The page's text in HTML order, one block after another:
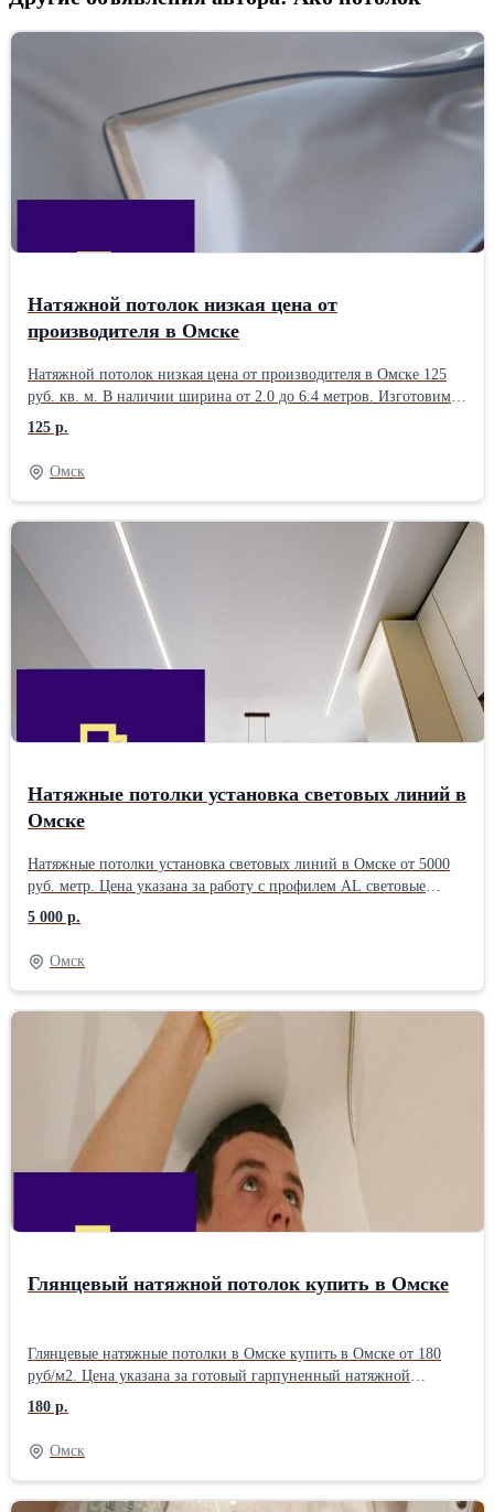
Натяжной потолок низкая цена от
производителя в Омске
Натяжной потолок низкая цена от производителя в Омске 125
руб. кв. м. В наличии ширина от 2.0 до 6.4 метров. Изготовим
для нагрева пушкой или без нагрева пушкой в быстрые сроки за
1 день. Так же по согласованию (понед. - субб.). MSD LEGEND,
MSD PREMIUM, MSD EVOLUTION - для нагрева пушкой.
Бренд MSD COLD STRETCH - без нагрева. Наши потолки
установит 1 мастер, потому что правильный процент усадки для
каждой линейки при изготовлении. Профиль от 33 руб. м.
Заказать удаленно или в офисе. Самовывоз, доставка. Звоните.
125 р.
Омск
Натяжные потолки установка световых линий в
Омске
Натяжные потолки установка световых линий в Омске от 5000
руб. метр. Цена указана за работу с профилем AL световые
линии шириной 33 мм. Натяжные потолки с установкой 10 м2 =
от 5500 руб. Заказ оформить легко: позвоните к нам сообщите
размеры потолка (ширина и длина, кол-во метров световых
линии, будет ли дополнительное освещение, какую подсветку
хотите белую или цветную, будет ли гардина на потолке и т.д.).
Рассчитаем реальную стоимость заказа и запишем на бесплатный
замер по городу. Звоните.
5 000 р.
Омск
Глянцевый натяжной потолок купить в Омске
Глянцевые натяжные потолки в Омске купить в Омске от 180
руб/м2. Цена указана за готовый гарпуненный натяжной
потолок по размерам MSD LEGEND. Изготовление 1 день или
по договоренности. Профиль ПВХ от 33 руб. м. разного вида в
наличии. Комплект натяжного потолка изготовим по размерам:
простой, теневой, контурный ли парящий, еврокраб, со
световыми линиями, со встроенными гардинами ПК 14, ПК 15,
АМ 1. Ваша экономия в Омске от 40%. Никакой переплаты!
180 р.
Омск